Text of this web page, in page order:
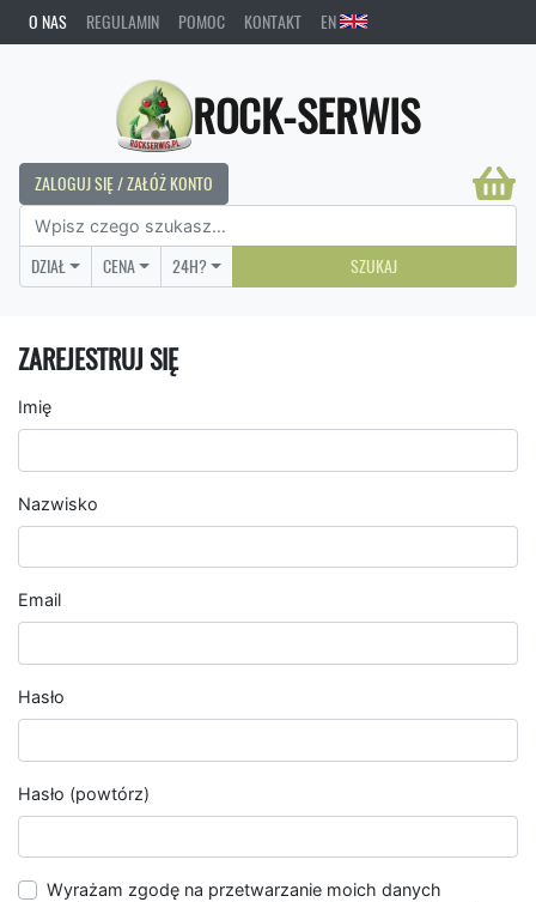
O NAS REGULAMIN POMOC KONTAKT EN
ROCK-SERWIS
ZALOGUJ SIĘ / ZAŁÓŻ KONTO
DZIAŁ CENA 24H? SZUKAJ
ZAREJESTRUJ SIĘ
Imię
Nazwisko
Email
Hasło
Hasło (powtórz)
Wyrażam zgodę na przetwarzanie moich danych